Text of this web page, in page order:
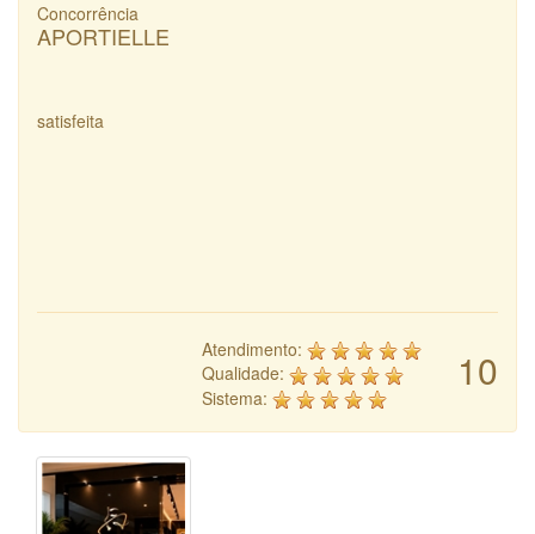
Concorrência
APORTIELLE
satisfeita
10
Atendimento:
Qualidade:
Sistema: